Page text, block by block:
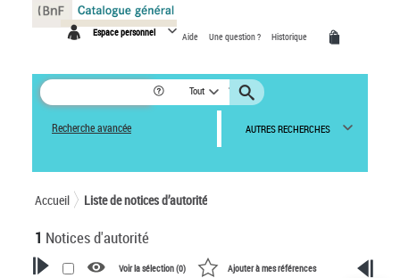
Espace personnel Aide Une question ? Historique
Tout
Recherche avancée AUTRES RECHERCHES
Accueil Liste de notices d’autorité
1 Notices d'autorité
Voir la sélection (0) Ajouter à mes références
Panneau de gestion des cookies